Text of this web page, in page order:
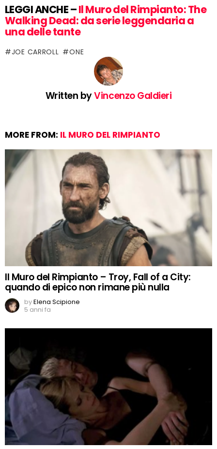
LEGGI ANCHE –Il Muro del Rimpianto: The
Walking Dead: da serie leggendaria a
una delle tante
JOE CARROLL ONE
Written byVincenzo Galdieri
MORE FROM: IL MURO DEL RIMPIANTO
Il Muro del Rimpianto – Troy, Fall of a City:
quando di epico non rimane più nulla
byElena Scipione
5 anni fa